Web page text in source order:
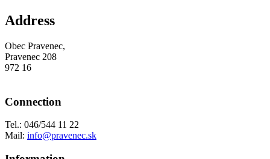
Address
Obec Pravenec,
Pravenec 208
972 16
Connection
Tel.: 046/544 11 22
Mail: info@pravenec.sk